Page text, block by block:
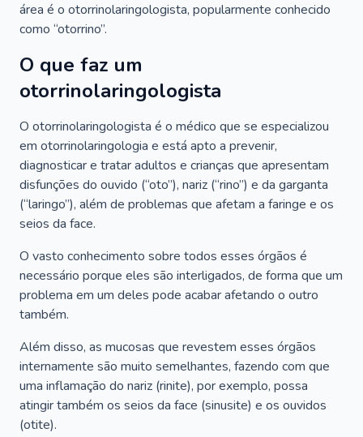
área é o otorrinolaringologista, popularmente conhecido
como “otorrino”.
O que faz um
otorrinolaringologista
O otorrinolaringologista é o médico que se especializou
em otorrinolaringologia e está apto a prevenir,
diagnosticar e tratar adultos e crianças que apresentam
disfunções do ouvido (“oto”), nariz (“rino”) e da garganta
(“laringo”), além de problemas que afetam a faringe e os
seios da face.
O vasto conhecimento sobre todos esses órgãos é
necessário porque eles são interligados, de forma que um
problema em um deles pode acabar afetando o outro
também.
Além disso, as mucosas que revestem esses órgãos
internamente são muito semelhantes, fazendo com que
uma inflamação do nariz (rinite), por exemplo, possa
atingir também os seios da face (sinusite) e os ouvidos
(otite).